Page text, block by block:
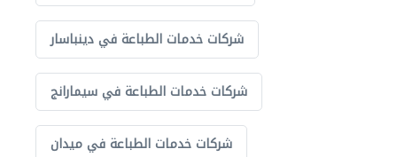
شركات خدمات الطباعة في دينباسار
شركات خدمات الطباعة في سيمارانج
شركات خدمات الطباعة في ميدان